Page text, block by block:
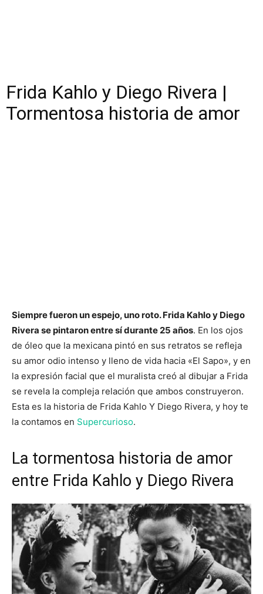
Frida Kahlo y Diego Rivera |
Tormentosa historia de amor
Siempre fueron un espejo, uno roto. Frida Kahlo y Diego
Rivera se pintaron entre sí durante 25 años. En los ojos
de óleo que la mexicana pintó en sus retratos se refleja
su amor odio intenso y lleno de vida hacia «El Sapo», y en
la expresión facial que el muralista creó al dibujar a Frida
se revela la compleja relación que ambos construyeron.
Esta es la historia de Frida Kahlo Y Diego Rivera, y hoy te
la contamos en Supercurioso.
La tormentosa historia de amor
entre Frida Kahlo y Diego Rivera